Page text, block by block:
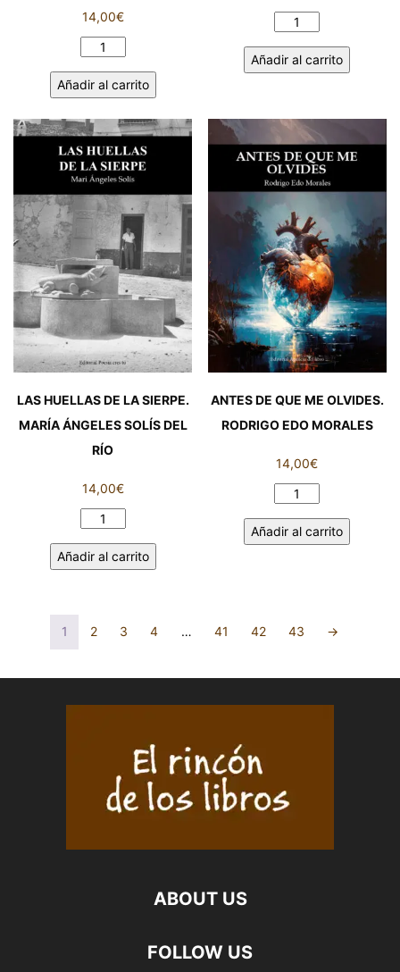
14,00€
CAMINANTES
del
y
la
memoria).
ISABEL
MARTIN
GRANDE
cantidad
Añadir al carrito
COPLAS
ROJO
JOSÉ
JULIO
BROSSA
cantidad
Añadir al carrito
LAS HUELLAS DE LA SIERPE.
MARÍA ÁNGELES SOLÍS DEL
RÍO
14,00€
LAS
DE
MARÍA
Añadir al carrito
ANTES DE QUE ME OLVIDES.
RODRIGO EDO MORALES
14,00€
ANTES
QUE
Añadir al carrito
1 2 3 4 … 41 42 43 →
ABOUT US
FOLLOW US